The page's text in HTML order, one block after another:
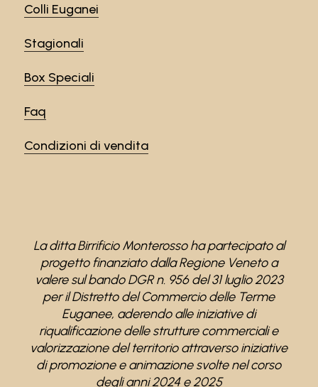
Colli Euganei
Stagionali
Box Speciali
Faq
Condizioni di vendita
La ditta Birrificio Monterosso ha partecipato al
progetto finanziato dalla Regione Veneto a
valere sul bando DGR n. 956 del 31 luglio 2023
per il Distretto del Commercio delle Terme
Euganee, aderendo alle iniziative di
riqualificazione delle strutture commerciali e
valorizzazione del territorio attraverso iniziative
di promozione e animazione svolte nel corso
degli anni 2024 e 2025